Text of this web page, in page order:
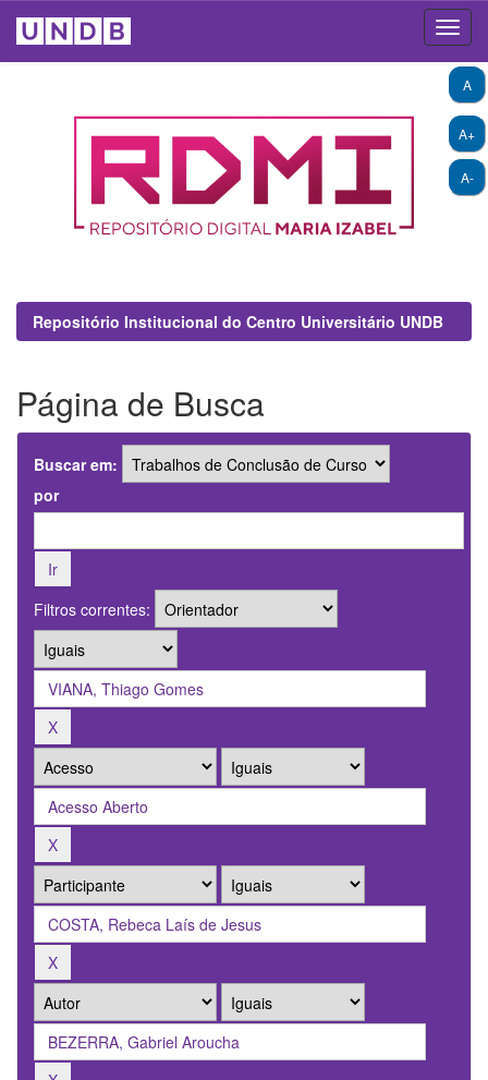
A+
A-
A
Repositório Institucional do Centro Universitário UNDB
Página de Busca
Buscar em:
por
Filtros correntes: